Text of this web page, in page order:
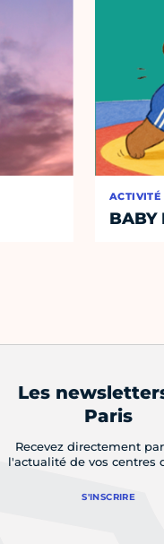
ACTIVITÉ
BABY
Les
Paris
Recevez directement
l'actualité de vos centres
S'INSCRIRE